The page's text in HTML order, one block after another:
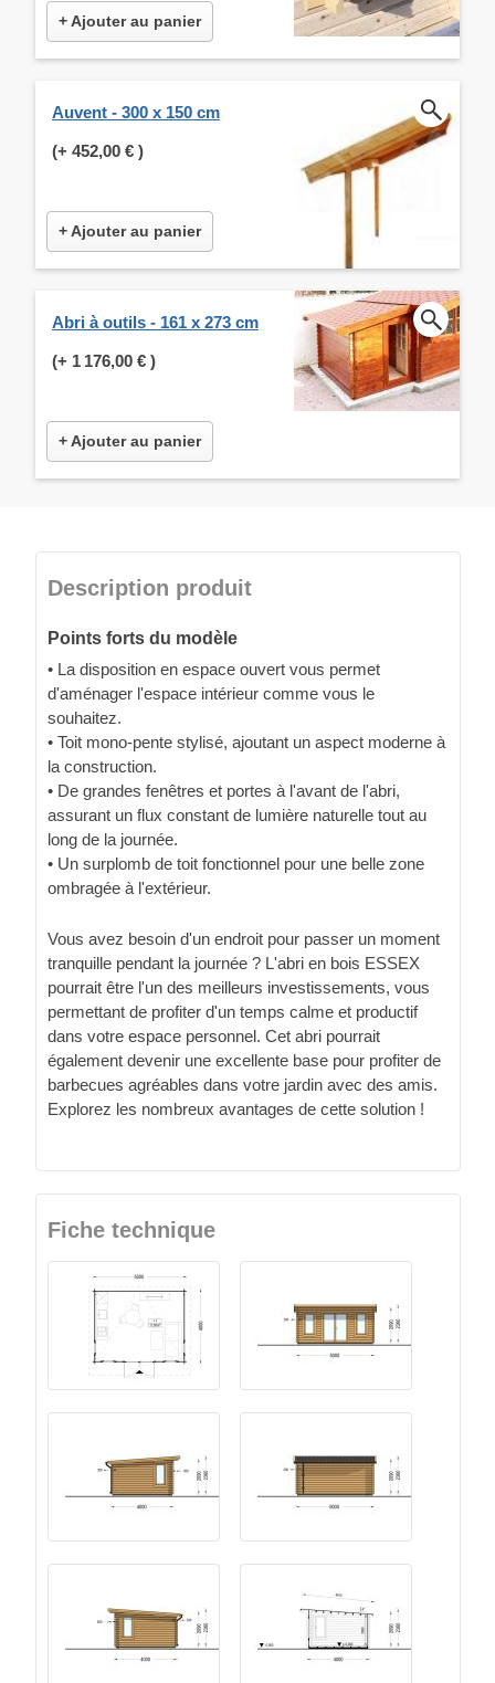
+ Ajouter au panier
Auvent - 300 x 150 cm
(+ 452,00 € )
+ Ajouter au panier
Abri à outils - 161 x 273 cm
(+ 1 176,00 € )
+ Ajouter au panier
Description produit
Points forts du modèle
• La disposition en espace ouvert vous permet
d'aménager l'espace intérieur comme vous le
souhaitez.
• Toit mono-pente stylisé, ajoutant un aspect moderne à
la construction.
• De grandes fenêtres et portes à l'avant de l'abri,
assurant un flux constant de lumière naturelle tout au
long de la journée.
• Un surplomb de toit fonctionnel pour une belle zone
ombragée à l'extérieur.
Vous avez besoin d'un endroit pour passer un moment
tranquille pendant la journée ? L'abri en bois ESSEX
pourrait être l'un des meilleurs investissements, vous
permettant de profiter d'un temps calme et productif
dans votre espace personnel. Cet abri pourrait
également devenir une excellente base pour profiter de
barbecues agréables dans votre jardin avec des amis.
Explorez les nombreux avantages de cette solution !
Fiche technique